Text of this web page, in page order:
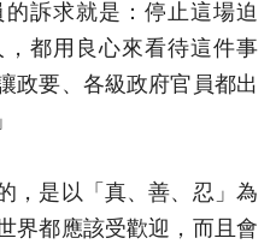
訴求就是：停止這場迫
都用良心來看待這件事
政要、各級政府官員都出
，是以「真、善、忍」為
界都應該受歡迎，而且會